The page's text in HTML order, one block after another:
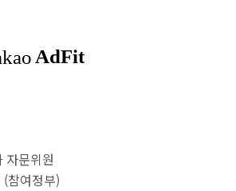
자문위원
참여정부)